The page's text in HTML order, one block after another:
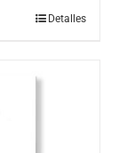
Detalles